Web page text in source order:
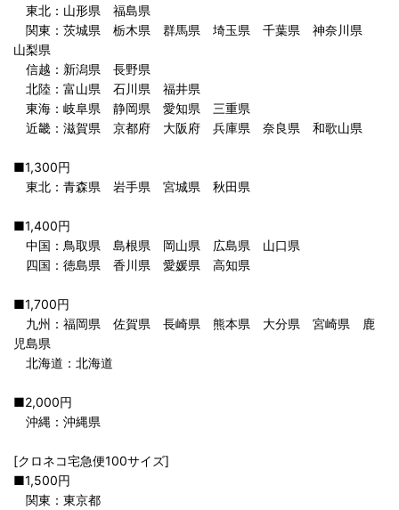
東北：山形県 福島県
関東：茨城県 栃木県 群馬県 埼玉県 千葉県 神奈川県
山梨県
信越：新潟県 長野県
北陸：富山県 石川県 福井県
東海：岐阜県 静岡県 愛知県 三重県
近畿：滋賀県 京都府 大阪府 兵庫県 奈良県 和歌山県
■1,300円
東北：青森県 岩手県 宮城県 秋田県
■1,400円
中国：鳥取県 島根県 岡山県 広島県 山口県
四国：徳島県 香川県 愛媛県 高知県
■1,700円
九州：福岡県 佐賀県 長崎県 熊本県 大分県 宮崎県 鹿
児島県
北海道：北海道
■2,000円
沖縄：沖縄県
[クロネコ宅急便100サイズ]
■1,500円
関東：東京都